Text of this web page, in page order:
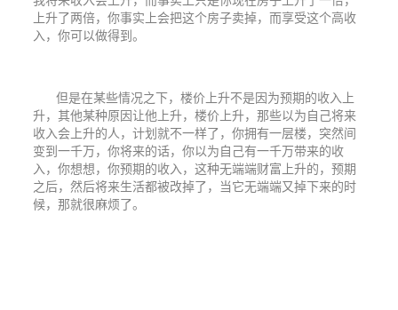
上升了两倍，你事实上会把这个房子卖掉，而享受这个高收
入，你可以做得到。
但是在某些情况之下，楼价上升不是因为预期的收入上
升，其他某种原因让他上升，楼价上升，那些以为自己将来
收入会上升的人，计划就不一样了，你拥有一层楼，突然间
变到一千万，你将来的话，你以为自己有一千万带来的收
入，你想想，你预期的收入，这种无端端财富上升的，预期
之后，然后将来生活都被改掉了，当它无端端又掉下来的时
候，那就很麻烦了。